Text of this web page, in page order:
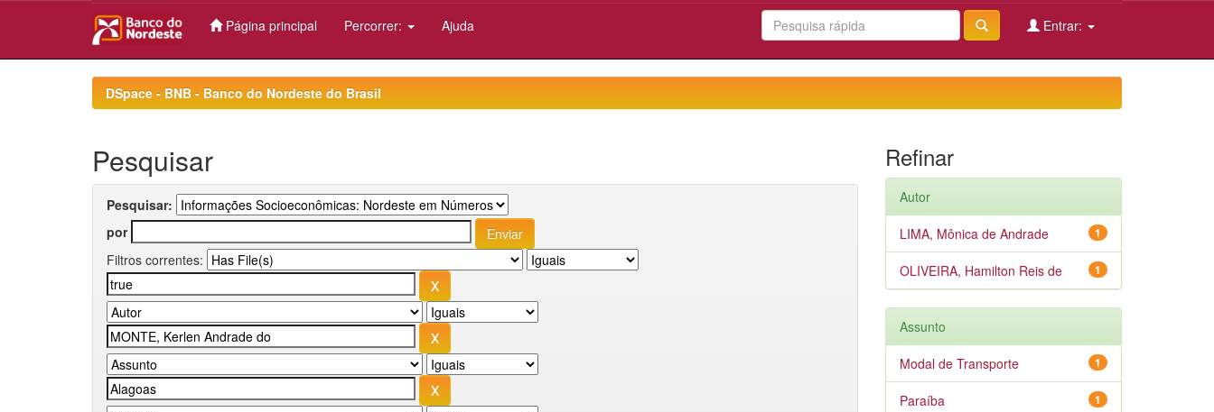
Página principal Percorrer: Ajuda Entrar:
DSpace - BNB - Banco do Nordeste do Brasil
Pesquisar
Pesquisar:
por
Filtros correntes:
Refinar
Autor
1
LIMA, Mônica de Andrade
1
OLIVEIRA, Hamilton Reis de
Assunto
1
Modal de Transporte
1
Paraíba